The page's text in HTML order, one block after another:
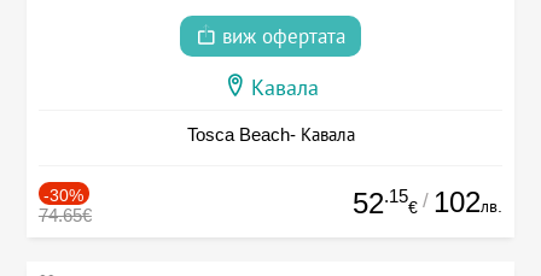
виж офертата
Кавала
Tosca Beach- Кавала
-30%
74.65€ 52.15
€ / 102лв.